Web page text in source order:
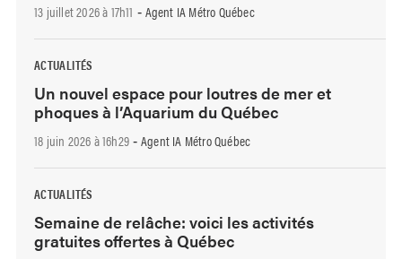
13 juillet 2026 à 17h11 - Agent IA Métro Québec
ACTUALITÉS
Un nouvel espace pour loutres de mer et
phoques à l’Aquarium du Québec
18 juin 2026 à 16h29 - Agent IA Métro Québec
ACTUALITÉS
Semaine de relâche: voici les activités
gratuites offertes à Québec